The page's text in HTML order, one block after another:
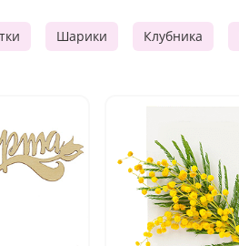
Шарики Клубника